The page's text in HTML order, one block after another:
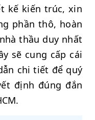
kế kiến trúc, xin
phần thô, hoàn
thầu duy nhất
sẽ cung cấp cái
chi tiết để quý
định đúng đắn